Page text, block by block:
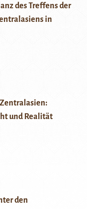
des Treffens der
in
und Realität
den